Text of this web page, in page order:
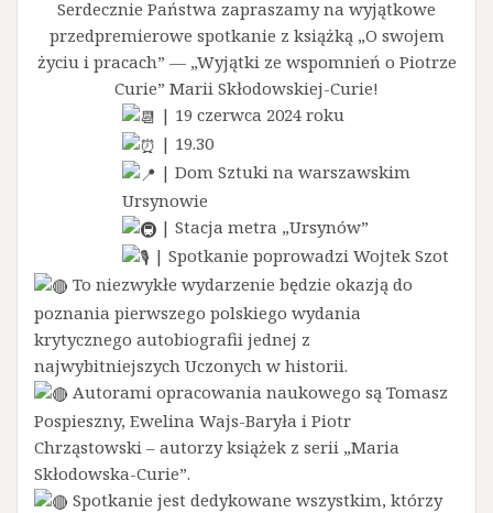
Serdecznie Państwa zapraszamy na wyjątkowe
przedpremierowe spotkanie z książką „O swojem
życiu i pracach” — „Wyjątki ze wspomnień o Piotrze
Curie” Marii Skłodowskiej-Curie!
| 19 czerwca 2024 roku
| 19.30
| Dom Sztuki na warszawskim
Ursynowie
| Stacja metra „Ursynów”
| Spotkanie poprowadzi Wojtek Szot
To niezwykłe wydarzenie będzie okazją do
poznania pierwszego polskiego wydania
krytycznego autobiografii jednej z
najwybitniejszych Uczonych w historii.
Autorami opracowania naukowego są Tomasz
Pospieszny, Ewelina Wajs-Baryła i Piotr
Chrząstowski – autorzy książek z serii „Maria
Skłodowska-Curie”.
Spotkanie jest dedykowane wszystkim, którzy